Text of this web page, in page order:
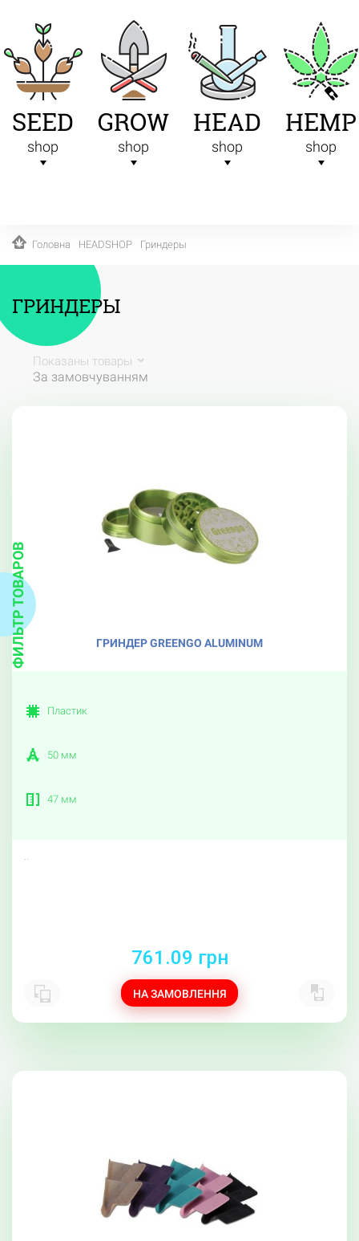
SEED
shop
GROW
shop
HEAD
shop
HEMP
shop
Головна HEADSHOP Гриндеры
ГРИНДЕРЫ
ФИЛЬТР ТОВАРОВ
Показаны товары
За замовчуванням
ГРИНДЕР GREENGO ALUMINUM
Пластик
50 мм
47 мм
761.09 грн
НА ЗАМОВЛЕННЯ